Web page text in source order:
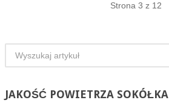
Strona 3 z 12
JAKOŚĆPOWIETRZA SOKÓŁKA